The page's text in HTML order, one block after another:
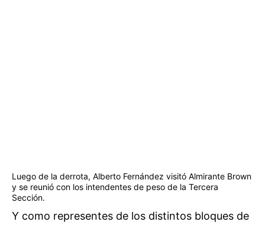
Luego de la derrota, Alberto Fernández visitó Almirante Brown
y se reunió con los intendentes de peso de la Tercera
Sección.
Y como representes de los distintos bloques de